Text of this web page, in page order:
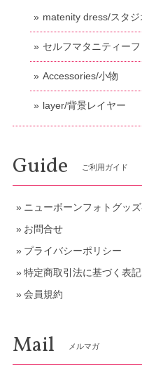
matenity dress/スタジ
セルフマタニティー
Accessories/小物
layer/背景レイヤー
Guide ご利用ガイド
ニューボーンフォトグッ
お問合せ
プライバシーポリシー
特定商取引法に基づく表記
会員規約
Mail メルマガ